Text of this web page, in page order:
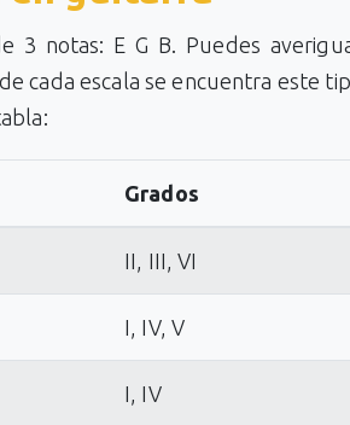
3 notas: E G B. Puedes
cada escala se encuentra este
Grados
II, III, VI
I, IV, V
I, IV